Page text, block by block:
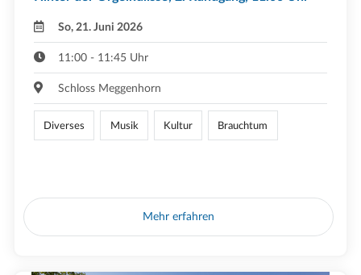
So, 21. Juni 2026
11:00 - 11:45 Uhr
Schloss Meggenhorn
Diverses Musik Kultur Brauchtum
Mehr erfahren